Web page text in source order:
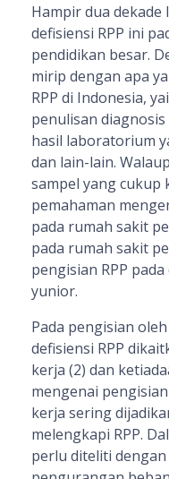
Hampir dua dekade
defisiensi RPP ini
pendidikan besar.
mirip dengan apa
RPP di Indonesia,
penulisan
hasil laboratorium
dan lain-lain.
sampel yang cukup
pemahaman
pada rumah sakit
pada rumah sakit
pengisian RPP
yunior.
Pada pengisian
defisiensi RPP
kerja (2) dan
mengenai
kerja sering
melengkapi RPP.
perlu diteliti